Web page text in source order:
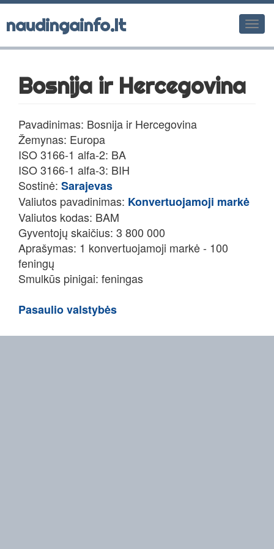
naudingainfo.lt
Bosnija ir Hercegovina
Pavadinimas: Bosnija ir Hercegovina
Žemynas: Europa
ISO 3166-1 alfa-2: BA
ISO 3166-1 alfa-3: BIH
Sostinė: Sarajevas
Valiutos pavadinimas: Konvertuojamoji markė
Valiutos kodas: BAM
Gyventojų skaičius: 3 800 000
Aprašymas: 1 konvertuojamoji markė - 100
feningų
Smulkūs pinigai: feningas
Pasaulio valstybės